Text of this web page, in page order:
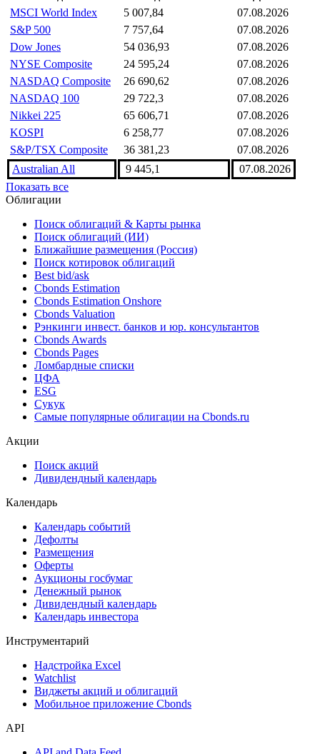
MSCI World Index
5 007,84
07.08.2026
S&P 500
7 757,64
07.08.2026
Dow Jones
54 036,93
07.08.2026
NYSE Composite
24 595,24
07.08.2026
NASDAQ Composite
26 690,62
07.08.2026
NASDAQ 100
29 722,3
07.08.2026
Nikkei 225
65 606,71
07.08.2026
KOSPI
6 258,77
07.08.2026
S&P/TSX Composite
36 381,23
07.08.2026
Australian All
9 445,1
07.08.2026
Показать все
Облигации
Поиск облигаций & Карты рынка
Поиск облигаций (ИИ)
Ближайшие размещения (Россия)
Поиск котировок облигаций
Best bid/ask
Cbonds Estimation
Cbonds Estimation Onshore
Cbonds Valuation
Рэнкинги инвест. банков и юр. консультантов
Cbonds Awards
Cbonds Pages
Ломбардные списки
ЦФА
ESG
Сукук
Самые популярные облигации на Cbonds.ru
Акции
Поиск акций
Дивидендный календарь
Календарь
Календарь событий
Дефолты
Размещения
Оферты
Аукционы госбумаг
Денежный рынок
Дивидендный календарь
Календарь инвестора
Инструментарий
Надстройка Excel
Watchlist
Виджеты акций и облигаций
Мобильное приложение Cbonds
API